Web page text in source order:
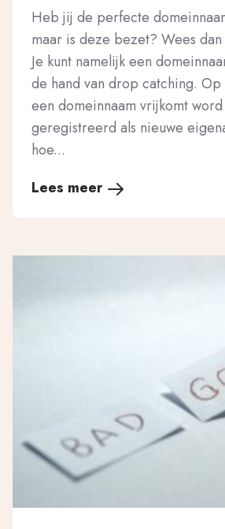
Heb jij de perfecte
maar is deze bezet? Wees
Je kunt namelijk een
de hand van drop catching.
een domeinnaam vrijkomt
geregistreerd als nieuwe
hoe...
Lees meer